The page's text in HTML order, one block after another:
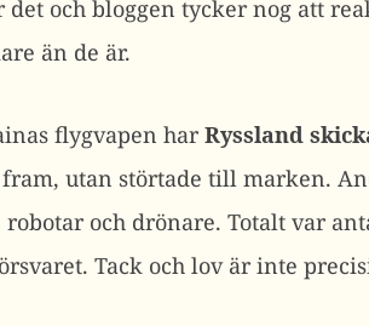
det och bloggen tycker nog att
än de är.
flygvapen harRyssland
utan störtade till marken.
och drönare. Totalt var
Tack och lov är inte